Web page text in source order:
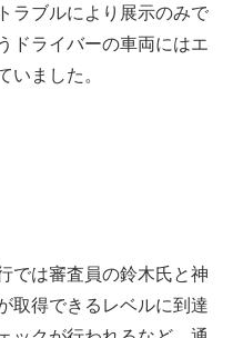
ラブルにより展示のみで
ドライバーの車両にはエ
いました。
では審査員の鈴木氏と神
取得できるレベルに到達